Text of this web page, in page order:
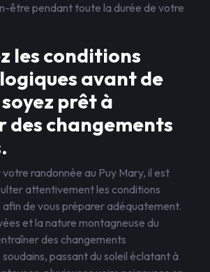
être pendant toute la durée de votre
les conditions
avant de
prêt à
changements
randonnée au Puy Mary, il est
attentivement les conditions
de vous préparer adéquatement.
et la nature montagneuse du
des changements
passant du soleil éclatant à